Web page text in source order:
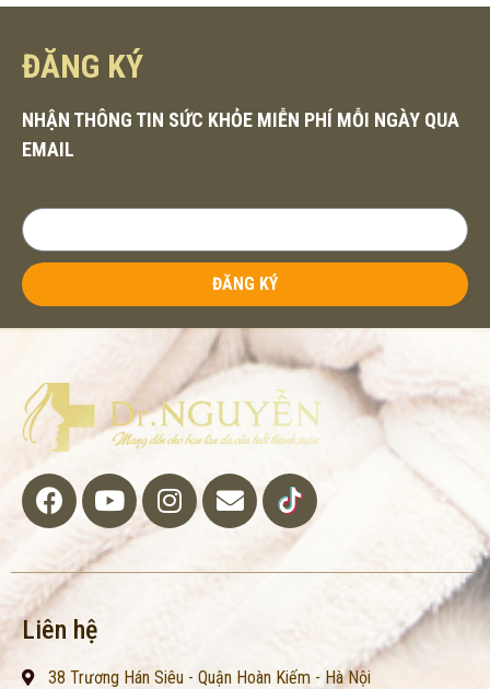
ĐĂNG KÝ
NHẬN THÔNG TIN SỨC KHỎE MIỄN PHÍ MỖI NGÀY QUA
EMAIL
ĐĂNG KÝ
Liên hệ
38 Trương Hán Siêu - Quận Hoàn Kiếm - Hà Nội